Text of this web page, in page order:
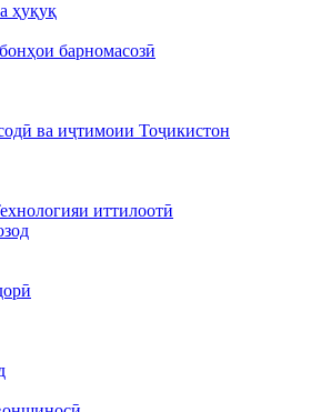
ҳуқуқ
барномасозӣ
ва иҷтимоии Тоҷикистон
иттилоотӣ